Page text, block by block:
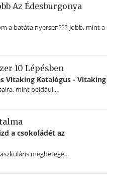
Az Édesburgonya
a batáta nyersen??? Jobb, mint a
10 Lépésben
Vitaking Katalógus - Vitaking
mint például...
a csokoládét az
megbetege...